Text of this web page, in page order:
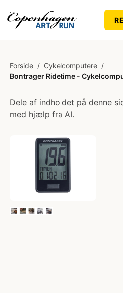
Forside / Cykelcomputere /
Bontrager Ridetime -
Dele af indholdet på denne
med hjælp fra AI.